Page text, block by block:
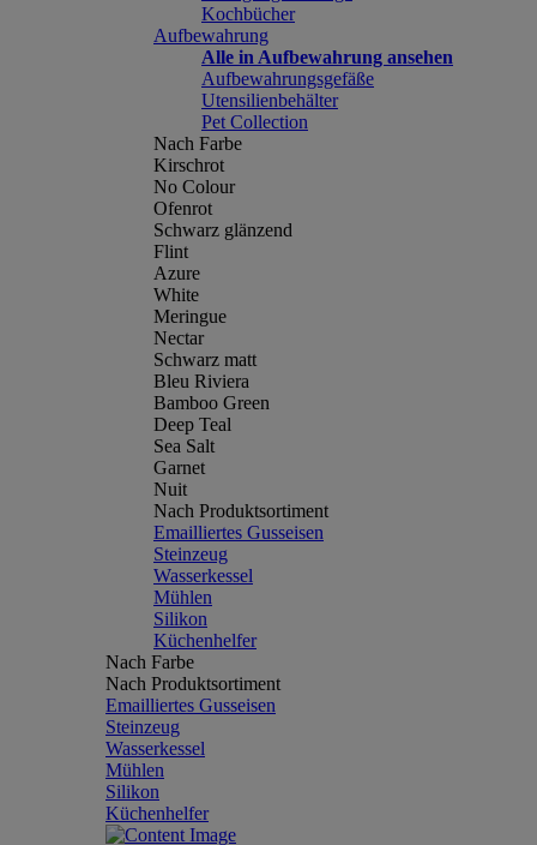
Kochbücher
Aufbewahrung
Alle in Aufbewahrung ansehen
Aufbewahrungsgefäße
Utensilienbehälter
Pet Collection
Nach Farbe
Kirschrot
No Colour
Ofenrot
Schwarz glänzend
Flint
Azure
White
Meringue
Nectar
Schwarz matt
Bleu Riviera
Bamboo Green
Deep Teal
Sea Salt
Garnet
Nuit
Nach Produktsortiment
Emailliertes Gusseisen
Steinzeug
Wasserkessel
Mühlen
Silikon
Küchenhelfer
Nach Farbe
Nach Produktsortiment
Emailliertes Gusseisen
Steinzeug
Wasserkessel
Mühlen
Silikon
Küchenhelfer